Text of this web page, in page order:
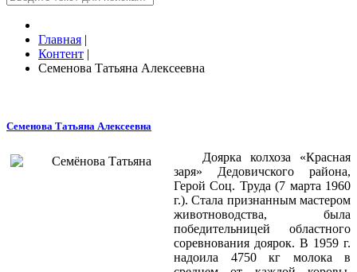
Главная |
Контент |
Семенова Татьяна Алексеевна
Семенова Татьяна Алексеевна
Доярка колхоза «Красная
заря» Дедовичского района,
Герой Соц. Труда (7 марта 1960
г.). Стала признанным мастером
животноводства, была
победительницей областного
соревнования доярок. В 1959 г.
надоила 4750 кг молока в